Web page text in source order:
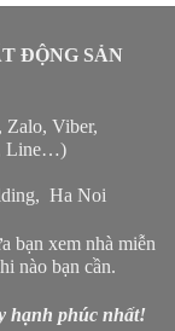
ĐỘNG SẢN
Zalo, Viber,
, Line…)
Ha Noi
bạn xem nhà miễn
nào bạn cần.
hạnh phúc nhất!